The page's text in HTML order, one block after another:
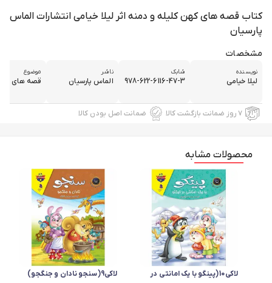
کتاب قصه های کهن کلیله و دمنه اثر لیلا خیامی انتشارات الماس
پارسیان
مشخصات
نویسنده
لیلا خیامی
شابک
978-622-6116-47-3
ناشر
الماس پارسیان
موضوع
قصه های
۷ روز ضمانت بازگشت کالا ضمانت اصل بودن کالا
محصولات مشابه
لاکی10(پینگو با یک امانتی در
لاکی9(سنجو نادان و جنگجو)